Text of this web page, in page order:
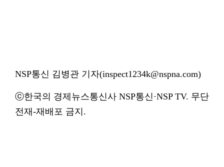
NSP통신 김병관 기자(inspect1234k@nspna.com)
ⓒ한국의 경제뉴스통신사 NSP통신·NSP TV. 무단
전재-재배포 금지.